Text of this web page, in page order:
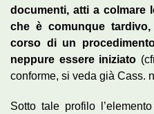
documenti, atti a colmare
che è comunque
corso di un
neppure essere iniziato
conforme, si veda già Cass.
Sotto tale profilo